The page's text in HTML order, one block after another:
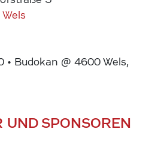
• Budokan @ 4600 Wels,
UND SPONSOREN